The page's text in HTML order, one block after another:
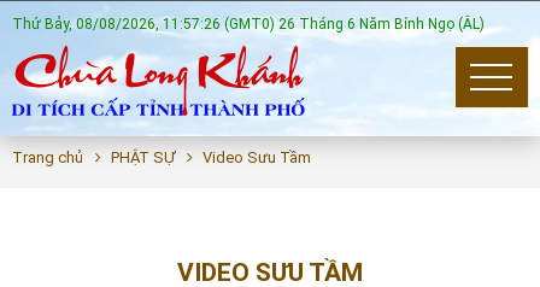
Thứ Bảy, 08/08/2026, 11:57:26 (GMT0) 26 Tháng 6 Năm Bính Ngọ (ÂL)
Trang chủ PHẬT SỰ Video Sưu Tầm
VIDEO SƯU TẦM